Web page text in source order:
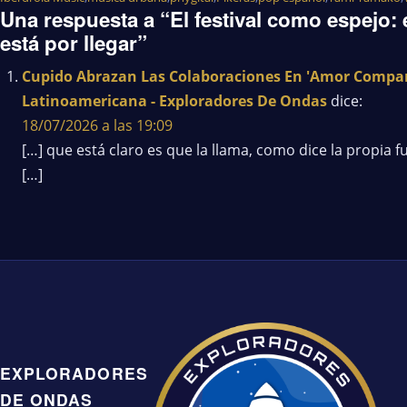
Una respuesta a “El festival como
está por llegar”
Cupido Abrazan Las Colaboraciones En 'Amor
Latinoamericana - Exploradores De Ondas dice:
18/07/2026 a las 19:09
[…] que está claro es que la llama, como dice la propia
[…]
EXPLORADORES
DE ONDAS